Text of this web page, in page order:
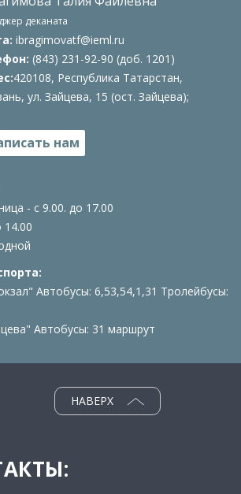
деканата
ibragimovatf@ieml.ru
(843) 231-92-90 (доб. 1201)
420108, Республика Татарстан,
ул. Зайцева, 15 (ост. Зайцева);
нам
- с 9.00. до 17.00
14.00
Автобусы: 6,53,54,1,31 Тролейбусы:
Автобусы: 31 маршрут
НАВЕРХ